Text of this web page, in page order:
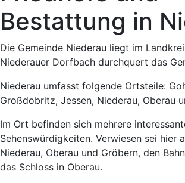
Bestattung in
Die Gemeinde Niederau liegt im
Niederauer Dorfbach durchquert das
Niederau umfasst folgende Ortsteile:
Großdobritz, Jessen, Niederau, Oberau
Im Ort befinden sich mehrere
Sehenswürdigkeiten. Verwiesen sei hier
Niederau, Oberau und Gröbern, den
das Schloss in Oberau.